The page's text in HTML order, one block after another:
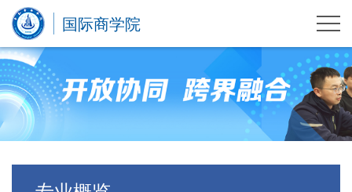
国际商学院